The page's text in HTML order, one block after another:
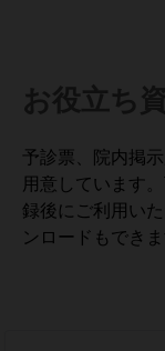
予診票、院内掲
用意しています
録後にご利用い
ンロードもできま